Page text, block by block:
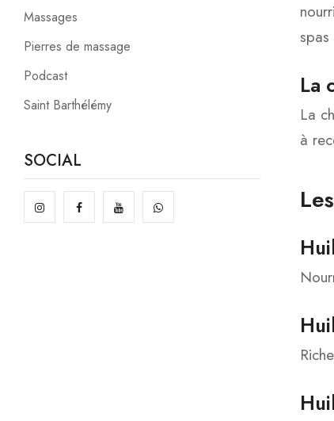
Massages
Pierres de massage
Podcast
Saint Barthélémy
SOCIAL
La
La
à